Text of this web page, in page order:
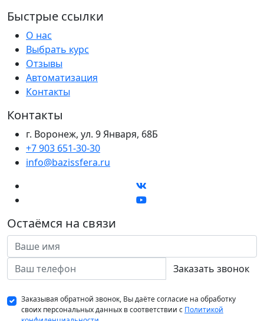
Быстрые ссылки
О нас
Выбрать курс
Отзывы
Автоматизация
Контакты
Контакты
г. Воронеж, ул. 9 Января, 68Б
+7 903 651-30-30
info@bazissfera.ru
Остаёмся на связи
Заказать звонок
Заказывая обратной звонок, Вы даёте согласие на обработку
своих персональных данных в соответствии с Политикой